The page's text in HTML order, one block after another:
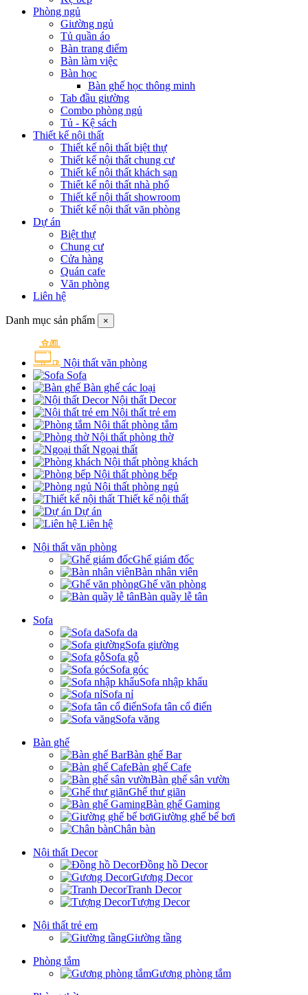
Phòng ngủ
Giường ngủ
Tủ quần áo
Bàn trang điểm
Bàn làm việc
Bàn học
Bàn ghế học thông minh
Tab đầu giường
Combo phòng ngủ
Tủ - Kệ sách
Thiết kế nội thất
Thiết kế nội thất biệt thự
Thiết kế nội thất chung cư
Thiết kế nội thất khách sạn
Thiết kế nội thất nhà phố
Thiết kế nội thất showroom
Thiết kế nội thất văn phòng
Dự án
Biệt thự
Chung cư
Cửa hàng
Quán cafe
Văn phòng
Liên hệ
Danh mục sản phẩm ×
Nội thất văn phòng
Sofa
Bàn ghế các loại
Nội thất Decor
Nội thất trẻ em
Nội thất phòng tắm
Nội thất phòng thờ
Ngoại thất
Nội thất phòng khách
Nội thất phòng bếp
Nội thất phòng ngủ
Thiết kế nội thất
Dự án
Liên hệ
Nội thất văn phòng
Ghế giám đốc
Bàn nhân viên
Ghế văn phòng
Bàn quầy lễ tân
Sofa
Sofa da
Sofa giường
Sofa gỗ
Sofa góc
Sofa nhập khẩu
Sofa nỉ
Sofa tân cổ điển
Sofa văng
Bàn ghế
Bàn ghế Bar
Bàn ghế Cafe
Bàn ghế sân vườn
Ghế thư giãn
Bàn ghế Gaming
Giường ghế bể bơi
Chân bàn
Nội thất Decor
Đồng hồ Decor
Gương Decor
Tranh Decor
Tượng Decor
Nội thất trẻ em
Giường tầng
Phòng tắm
Gương phòng tắm